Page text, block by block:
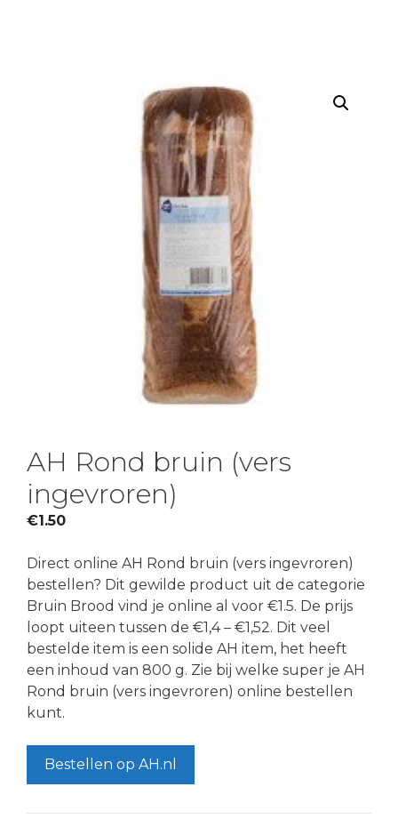
AH Rond bruin (vers
ingevroren)
€1.50
Direct online AH Rond bruin (vers ingevroren)
bestellen? Dit gewilde product uit de categorie
Bruin Brood vind je online al voor €1.5. De prijs
loopt uiteen tussen de €1,4 – €1,52. Dit veel
bestelde item is een solide AH item, het heeft
een inhoud van 800 g. Zie bij welke super je AH
Rond bruin (vers ingevroren) online bestellen
kunt.
Bestellen op AH.nl